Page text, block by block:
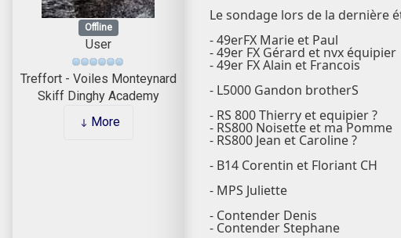
Offline
User
Treffort - Voiles Monteynard
Skiff Dinghy Academy
More
Le sondage lors de la dernière
- 49erFX Marie et Paul
- 49er FX Gérard et nvx équipier
- 49er FX Alain et Francois
- L5000 Gandon brotherS
- RS 800 Thierry et equipier ?
- RS800 Noisette et ma Pomme
- RS800 Jean et Caroline ?
- B14 Corentin et Floriant CH
- MPS Juliette
- Contender Denis
- Contender Stephane